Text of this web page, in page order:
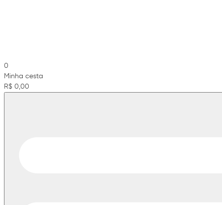
0
Minha cesta
R$ 0,00